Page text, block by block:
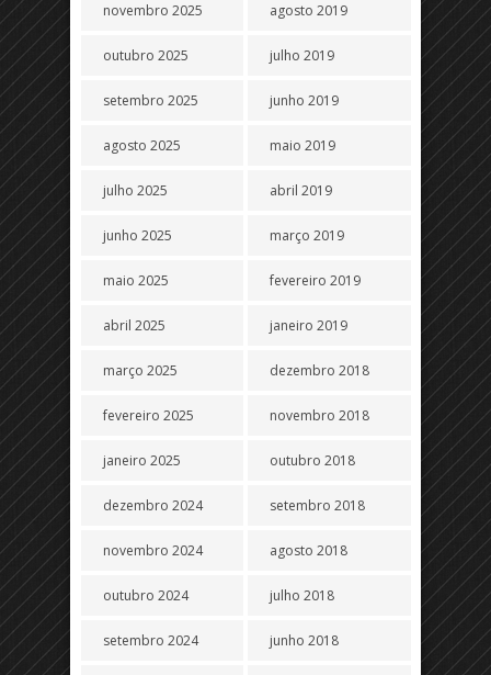
novembro 2025
outubro 2025
setembro 2025
agosto 2025
julho 2025
junho 2025
maio 2025
abril 2025
março 2025
fevereiro 2025
janeiro 2025
dezembro 2024
novembro 2024
outubro 2024
setembro 2024
agosto 2019
julho 2019
junho 2019
maio 2019
abril 2019
março 2019
fevereiro 2019
janeiro 2019
dezembro 2018
novembro 2018
outubro 2018
setembro 2018
agosto 2018
julho 2018
junho 2018